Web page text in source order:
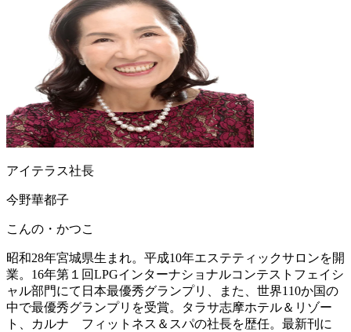
アイテラス社長
今野華都子
こんの・かつこ
昭和28年宮城県生まれ。平成10年エステティックサロンを開
業。16年第１回LPGインターナショナルコンテストフェイシ
ャル部門にて日本最優秀グランプリ、また、世界110か国の
中で最優秀グランプリを受賞。タラサ志摩ホテル＆リゾー
ト、カルナ フィットネス＆スパの社長を歴任。最新刊に